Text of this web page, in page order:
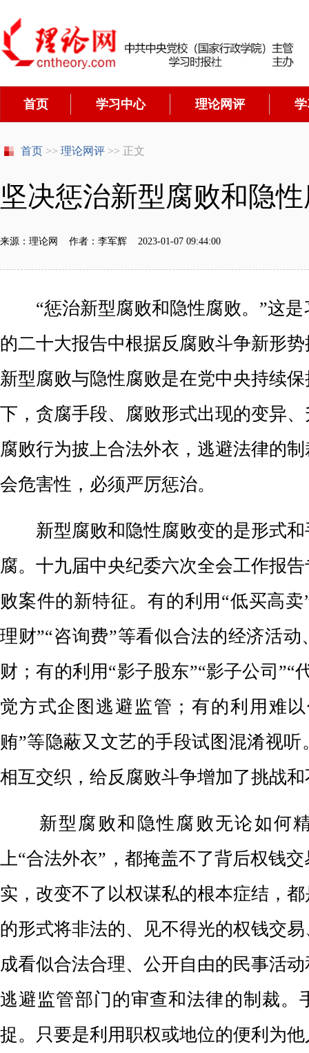
首页 学习中心 理论网评
首页 >> 理论网评 >> 正文
坚决惩治新型腐败和隐
来源：理论网 作者：李军辉 2023-01-07 09:44:00
“惩治新型腐败和隐性腐败。”这是
的二十大报告中根据反腐败斗争新形
新型腐败与隐性腐败是在党中央持续
下，贪腐手段、腐败形式出现的变异
腐败行为披上合法外衣，逃避法律的
会危害性，必须严厉惩治。
新型腐败和隐性腐败变的是形式
腐。十九届中央纪委六次全会工作报
败案件的新特征。有的利用“低买高卖
理财”“咨询费”等看似合法的经济活
财；有的利用“影子股东”“影子公司”“
觉方式企图逃避监管；有的利用难
贿”等隐蔽又文艺的手段试图混淆视
相互交织，给反腐败斗争增加了挑战
新型腐败和隐性腐败无论如何
上“合法外衣”，都掩盖不了背后权钱
实，改变不了以权谋私的根本症结，
的形式将非法的、见不得光的权钱交
成看似合法合理、公开自由的民事活
逃避监管部门的审查和法律的制裁。
捉。只要是利用职权或地位的便利为